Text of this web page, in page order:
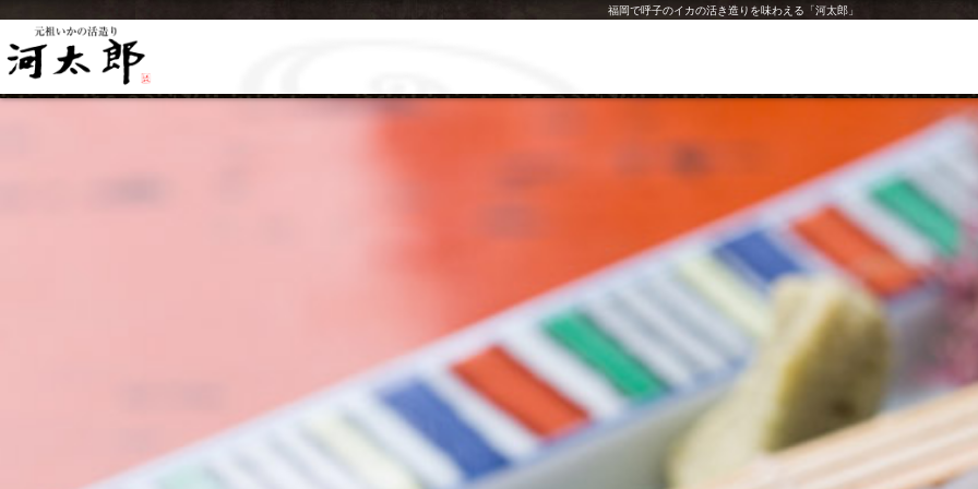
福岡で呼子のイカの活き造りを味わえる「河太郎」